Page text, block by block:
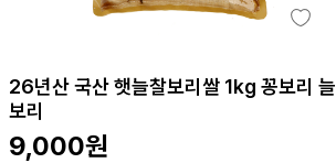
26년산 국산 햇늘찰보리쌀 1kg 꽁보리 늘
보리
9,000원